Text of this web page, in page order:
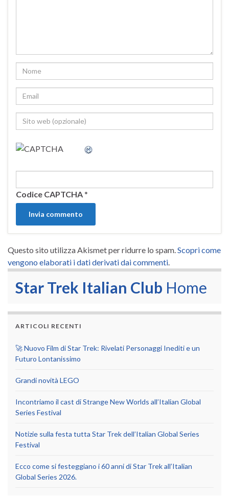
Codice CAPTCHA*
Questo sito utilizza Akismet per ridurre lo spam. Scopri come
vengono elaborati i dati derivati dai commenti
Star Trek Italian Club Home
ARTICOLI RECENTI
🚀 Nuovo Film di Star Trek: Rivelati Personaggi Inediti e un
Futuro Lontanissimo
Grandi novità LEGO
Incontriamo il cast di Strange New Worlds all’Italian Global
Series Festival
Notizie sulla festa tutta Star Trek dell’Italian Global Series
Festival
Ecco come si festeggiano i 60 anni di Star Trek all’Italian
Global Series 2026.